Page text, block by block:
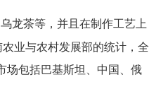
龙茶等，并且在制作工艺上
业与农村发展部的统计，全
场包括巴基斯坦、中国、俄